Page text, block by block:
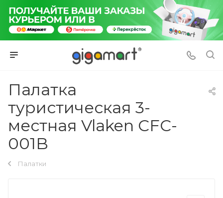
Палатка
туристическая 3-
местная Vlaken CFC-
001B
Палатки